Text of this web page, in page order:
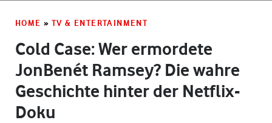
HOME » TV & ENTERTAINMENT
Cold Case: Wer ermordete
JonBenét Ramsey? Die wahre
Geschichte hinter der Netflix-
Doku